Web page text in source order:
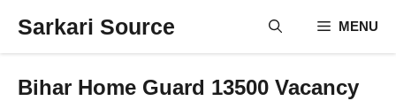
Sarkari Source MENU
Bihar Home Guard 13500 Vacancy